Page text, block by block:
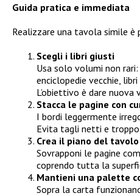
Guida pratica e immediata
Realizzare una tavola simile è
Scegli i libri giusti
Usa solo volumi non
enciclopedie vecchie,
L’obiettivo è dare nuova
Stacca le pagine con
I bordi leggermente
Evita tagli netti e troppo
Crea il piano del tavolo
Sovrapponi le pagine
coprendo tutta la
Mantieni una palette
Sopra la carta